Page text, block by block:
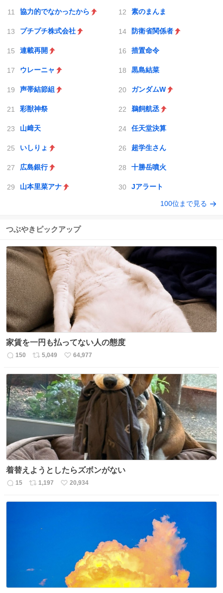
協力的でなかったから 素のまんま
プチプチ株式会社 防衛省関係者
連載再開 措置命令
ウレーニャ 黒島結菜
声帯結節組 ガンダムW
彩獣神祭 鵜飼航丞
山﨑天 任天堂決算
いしりょ 超学生さん
広島銀行 十勝岳噴火
山本里菜アナ Jアラート
100位まで見る
つぶやきピックアップ
家賃を一円も払ってない人の態度
返
150
リ
ト
数
5,049
い
ね
数
64,977
着替えようとしたらズボンがない
返
15
リ
1,197
い
20,934